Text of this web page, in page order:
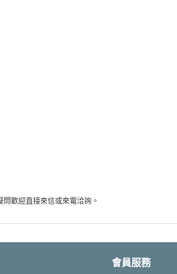
歡迎直接來信或來電洽詢。
會員服務